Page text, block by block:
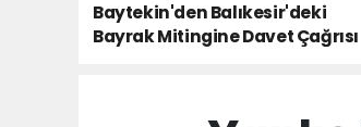
Baytekin'den Balıkesir'deki
Bayrak Mitingine Davet Çağrısı